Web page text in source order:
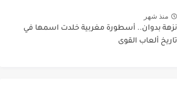
منذ شهر
نزهة بدوان.. أسطورة مغربية خلدت اسمها في
تاريخ ألعاب القوى